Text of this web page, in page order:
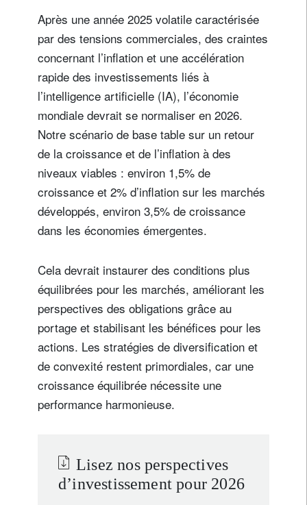
Après une année 2025 volatile caractérisée
par des tensions commerciales, des craintes
concernant l’inflation et une accélération
rapide des investissements liés à
l’intelligence artificielle (IA), l’économie
mondiale devrait se normaliser en 2026.
Notre scénario de base table sur un retour
de la croissance et de l’inflation à des
niveaux viables : environ 1,5% de
croissance et 2% d’inflation sur les marchés
développés, environ 3,5% de croissance
dans les économies émergentes.
Cela devrait instaurer des conditions plus
équilibrées pour les marchés, améliorant les
perspectives des obligations grâce au
portage et stabilisant les bénéfices pour les
actions. Les stratégies de diversification et
de convexité restent primordiales, car une
croissance équilibrée nécessite une
performance harmonieuse.
Lisez nos perspectives
d’investissement pour 2026